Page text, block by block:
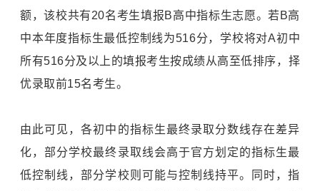
额，该校共有20名考生填报B高中指标生志愿。若B高
中本年度指标生最低控制线为516分，学校将对A初中
所有516分及以上的填报考生按成绩从高至低排序，择
优录取前15名考生。
由此可见，各初中的指标生最终录取分数线存在差异
化，部分学校最终录取线会高于官方划定的指标生最
低控制线，部分学校则可能与控制线持平。同时，指